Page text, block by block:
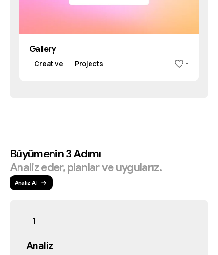
Gallery
Creative Projects -
Büyümenin3Adımı
Analizeder,planlarveuygularız.
Analiz Al
1
Analiz